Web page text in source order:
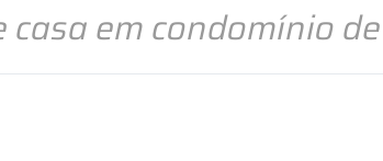
em condomínio